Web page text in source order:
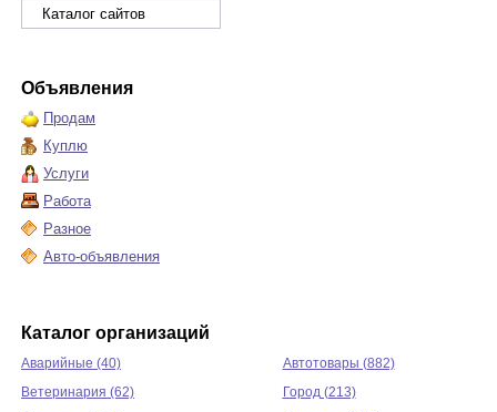
Каталог сайтов
Объявления
Продам
Куплю
Услуги
Работа
Разное
Авто-объявления
Каталог организаций
Аварийные (40)
Автотовары (882)
Ветеринария (62)
Город (213)